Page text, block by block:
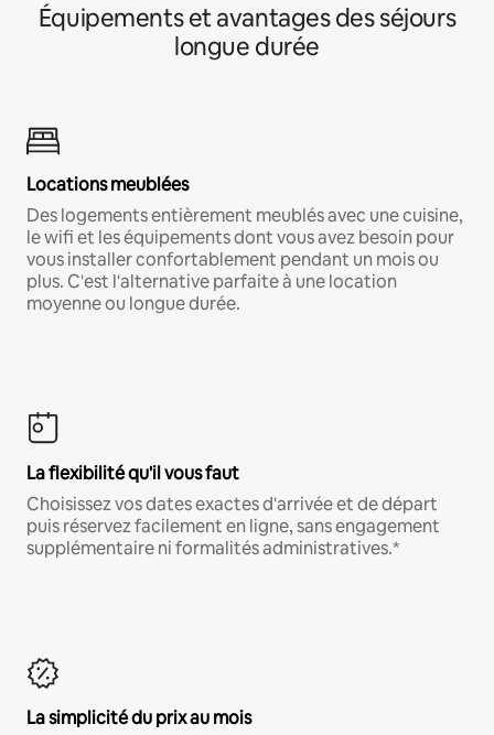
Équipements et avantages des séjours
longue durée
Locations meublées
Des logements entièrement meublés avec une cuisine,
le wifi et les équipements dont vous avez besoin pour
vous installer confortablement pendant un mois ou
plus. C'est l'alternative parfaite à une location
moyenne ou longue durée.
La flexibilité qu'il vous faut
Choisissez vos dates exactes d'arrivée et de départ
puis réservez facilement en ligne, sans engagement
supplémentaire ni formalités administratives.*
La simplicité du prix au mois